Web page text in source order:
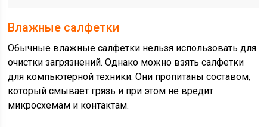
Влажные салфетки
Обычные влажные салфетки нельзя использовать для
очистки загрязнений. Однако можно взять салфетки
для компьютерной техники. Они пропитаны составом,
который смывает грязь и при этом не вредит
микросхемам и контактам.